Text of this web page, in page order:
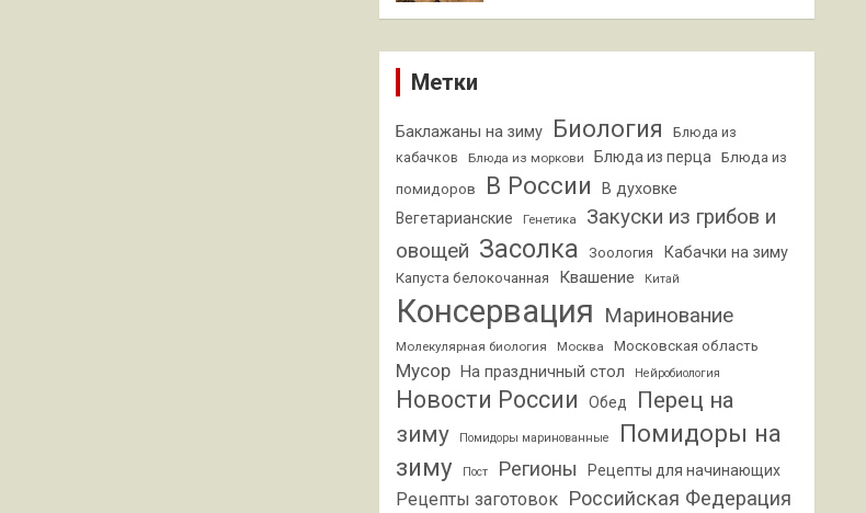
Метки
Баклажаны на зиму Биология
Блюда из
кабачков
Блюда из моркови Блюда из перца
Блюда из
помидоров
В России В духовке
Вегетарианские Генетика
Закуски из грибов и
овощей Засолка Зоология Кабачки на зиму
Капуста белокочанная Квашение Китай
Консервация Маринование
Молекулярная биология Москва Московская область
Мусор На праздничный стол Нейробиология
Новости России Обед
Перец на
зиму
Помидоры маринованные
Помидоры на
зиму
Пост Регионы Рецепты для начинающих
Рецепты заготовок Российская Федерация